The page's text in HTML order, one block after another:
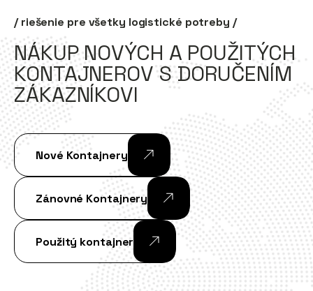
/ riešenie pre všetky logistické potreby /
NÁKUP NOVÝCH A POUŽITÝCH
KONTAJNEROV S DORUČENÍM
ZÁKAZNÍKOVI
Nové Kontajnery
Zánovné Kontajnery
Použitý kontajner